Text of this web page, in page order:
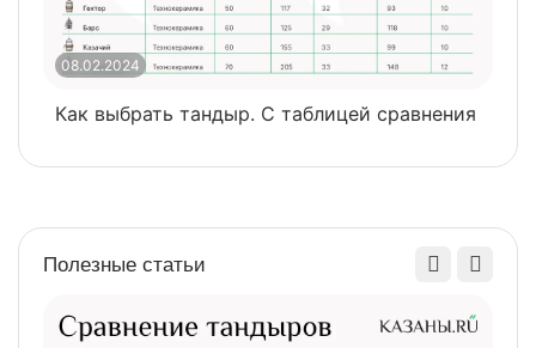
08.02.2024
Как выбрать тандыр. С таблицей сравнения
Полезные статьи